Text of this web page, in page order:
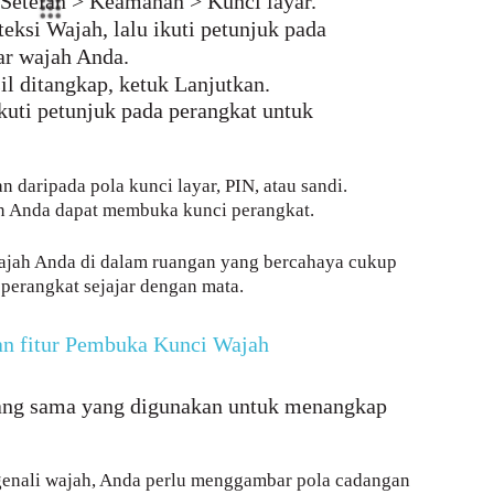
Wajah, lalu ikuti petunjuk pada
wajah Anda.
ditangkap, ketuk Lanjutkan.
petunjuk pada perangkat untuk
daripada pola kunci layar, PIN, atau sandi.
Anda dapat membuka kunci perangkat.
Anda di dalam ruangan yang bercahaya cukup
sejajar dengan mata.
fitur Pembuka Kunci Wajah
sama yang digunakan untuk menangkap
wajah, Anda perlu menggambar pola cadangan